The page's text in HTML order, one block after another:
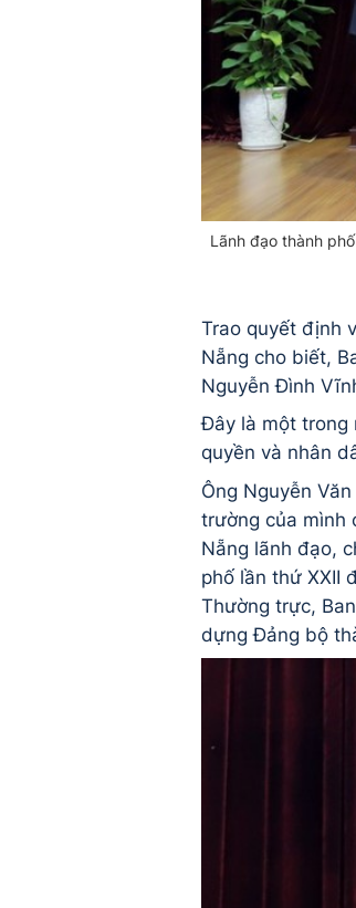
Lãnh đạo thành
Trao quyết định
Nẵng cho biết,
Nguyễn Đình
Đây là một trong
quyền và nhân
Ông Nguyễn
trường của mình
Nẵng lãnh đạo,
phố lần thứ XXII
Thường trực,
dựng Đảng bộ